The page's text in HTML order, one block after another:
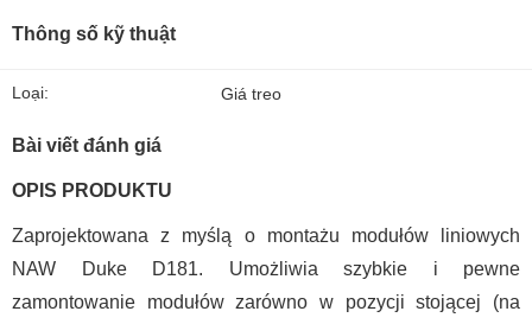
Thông số kỹ thuật
Loại: Giá treo
Bài viết đánh giá
OPIS PRODUKTU
Zaprojektowana z myślą o montażu modułów liniowych
NAW Duke D181. Umożliwia szybkie i pewne
zamontowanie modułów zarówno w pozycji stojącej (na